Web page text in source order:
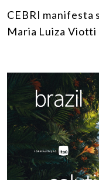
CEBRI manifesta
Maria Luiza Viotti